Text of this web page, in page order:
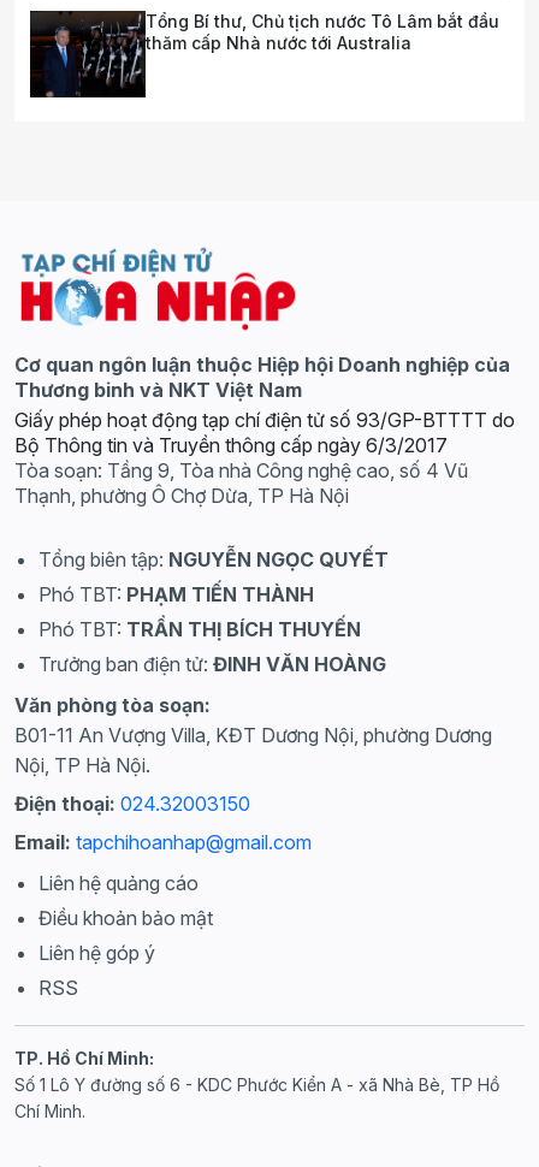
Tổng Bí thư, Chủ tịch nước Tô Lâm bắt đầu
thăm cấp Nhà nước tới Australia
Cơ quan ngôn luận thuộc Hiệp hội Doanh nghiệp của
Thương binh và NKT Việt Nam
Giấy phép hoạt động tạp chí điện tử số 93/GP-BTTTT do
Bộ Thông tin và Truyền thông cấp ngày 6/3/2017
Tòa soạn: Tầng 9, Tòa nhà Công nghệ cao, số 4 Vũ
Thạnh, phường Ô Chợ Dừa, TP Hà Nội
Tổng biên tập: NGUYỄN NGỌC QUYẾT
Phó TBT: PHẠM TIẾN THÀNH
Phó TBT: TRẦN THỊ BÍCH THUYẾN
Trưởng ban điện tử: ĐINH VĂN HOÀNG
Văn phòng tòa soạn:
B01-11 An Vượng Villa, KĐT Dương Nội, phường Dương
Nội, TP Hà Nội.
Điện thoại: 024.32003150
Email: tapchihoanhap@gmail.com
Liên hệ quảng cáo
Điều khoản bảo mật
Liên hệ góp ý
RSS
TP. Hồ Chí Minh:
Số 1 Lô Y đường số 6 - KDC Phước Kiển A - xã Nhà Bè, TP Hồ
Chí Minh.